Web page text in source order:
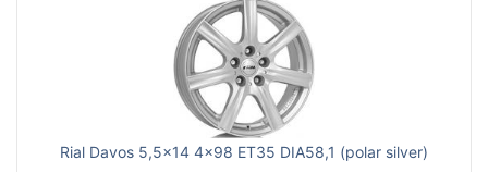
Rial Davos 5,5x14 4x98 ET35 DIA58,1 (polar silver)